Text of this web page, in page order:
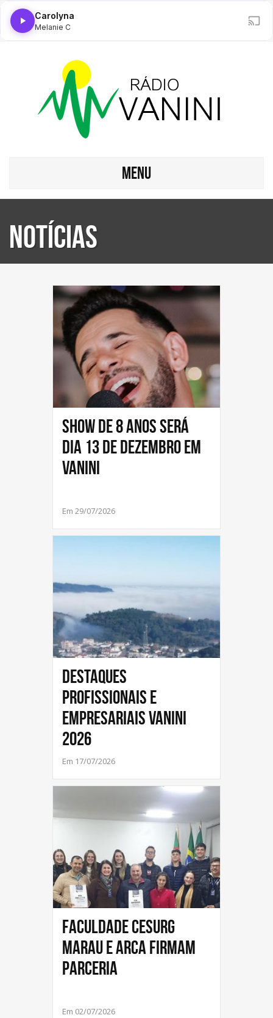
Carolyna
Melanie C
MENU
Notícias
Show de 8 anos será
dia 13 de dezembro em
Vanini
Em 29/07/2026
Destaques
profissionais e
empresariais Vanini
2026
Em 17/07/2026
Faculdade CESURG
Marau e ARCA firmam
parceria
Em 02/07/2026